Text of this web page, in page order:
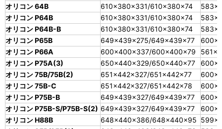
オリコン 64B
610×380×331/610×380×74
オリコン P64B
610×380×331/610×380×74
オリコン P64B-B
610×380×331/610×380×74
オリコン P65B
649×439×275/649×439×77
オリコン P66A
600×400×337/600×400×79
オリコン P75A(3)
650×440×329/650×440×77
オリコン 75B/75B(2)
651×442×327/651×442×77
オリコン 75B-C
651×442×327/651×442×78
オリコン P75B-B
649×439×327/649×439×77
オリコン P75B-S/P75B-S(2) 649×439×327/649×439×77
オリコン H88B
648×440×386/648×440×95